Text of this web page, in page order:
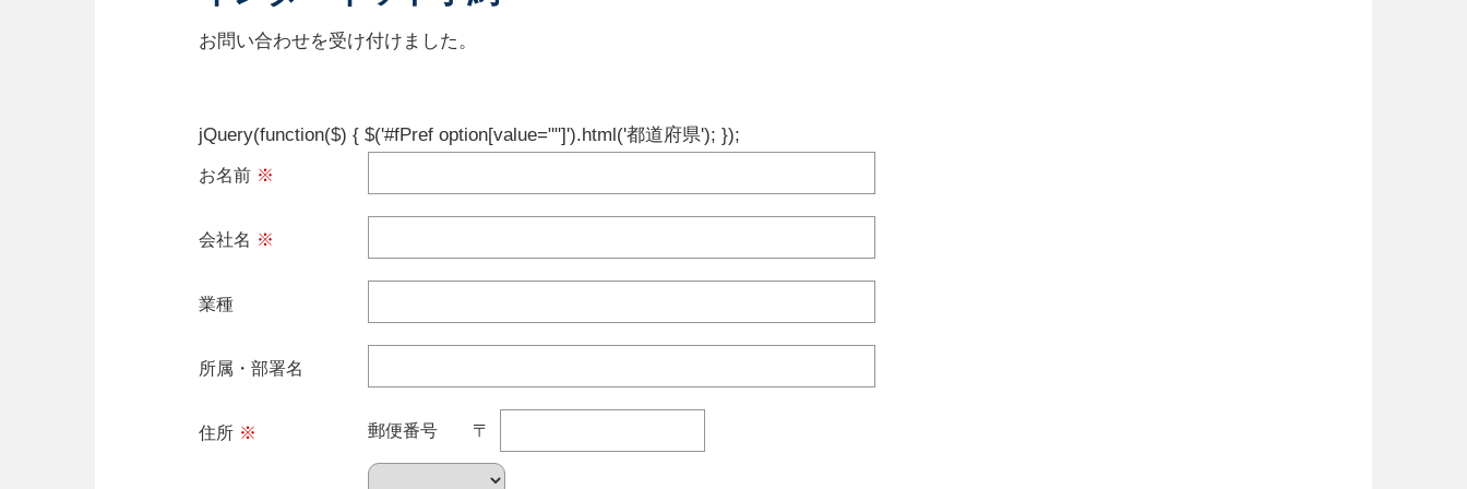
お問い合わせを受け付けました。
jQuery(function($) { $('#fPref option[value=""]').html('都道府県'); });
お名前 ※
会社名 ※
業種
所属・部署名
住所 ※ 郵便番号 〒